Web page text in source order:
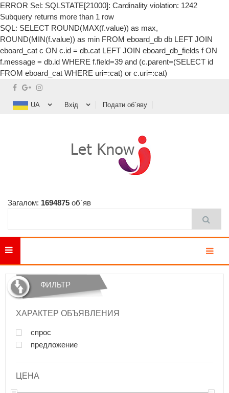
ERROR Sel: SQLSTATE[21000]: Cardinality violation: 1242
Subquery returns more than 1 row
SQL: SELECT ROUND(MAX(f.value)) as max,
ROUND(MIN(f.value)) as min FROM eboard_db db LEFT JOIN
eboard_cat c ON c.id = db.cat LEFT JOIN eboard_db_fields f ON
f.message = db.id WHERE f.field=39 and (c.parent=(SELECT id
FROM eboard_cat WHERE uri=:cat) or c.uri=:cat)
UA Вхід Подати об`яву
Загалом: 1694875 об`яв
ФИЛЬТР
ХАРАКТЕР ОБЪЯВЛЕНИЯ
спрос
предложение
ЦЕНА